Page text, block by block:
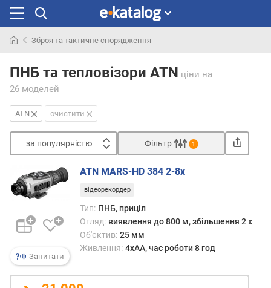
раніше
Зброя та тактичне спорядження
ПНБ та тепловізори ATN ціни на
26 моделей
ATN очистити
за популярністю
з
а
о
п
л
я
Фільтр 1
Запитати
ATN MARS-HD 384 2-8x
відеорекордер
Тип: ПНБ, приціл
Огляд: виявлення до 800 м, збільшення 2 x
Об'єктив: 25 мм
Живлення: 4xAA, час роботи 8 год